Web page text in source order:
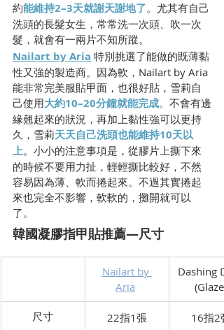
約能維持2–3天就謝天謝地了。尤其有自己
洗頭的長髮女生，常常洗一次頭、吹一次
髮，就會有一兩片不知所蹤。
Nailart by Aria 特別挑選了能做的既薄黏
性又強的製造商。因為軟，Nailart by Aria
能非常完美服貼甲面，也很好貼，雪莉自
己使用大約10–20分鐘就能完成。不會有邊
緣翹起來的狀況，再加上黏性強可以更持
久，雪莉天天自己洗頭也能維持10天以
上。小小的注意事項是，從膠片上撕下來
的時候不要用力扯，輕輕撕比較好，不然
容易因為薄、軟而捲起來。不過其實捲起
來也完全不影響，軟軟的，攤開就可以
了。
韓國凝膠指甲貼推薦—尺寸
Nailart by
Aria
Dashing
(Glaze)
​尺寸 ​22指1張 ​16指2張